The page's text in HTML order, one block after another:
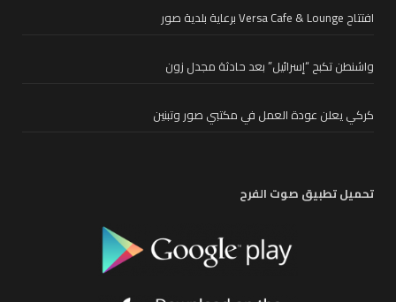
افتتاح Versa Cafe & Lounge برعاية بلدية صور
واشنطن تكبح “إسرائيل” بعد حادثة مجدل زون
كركي يعلن عودة العمل في مكتبي صور وتبنين
تحميل تطبيق صوت الفرح